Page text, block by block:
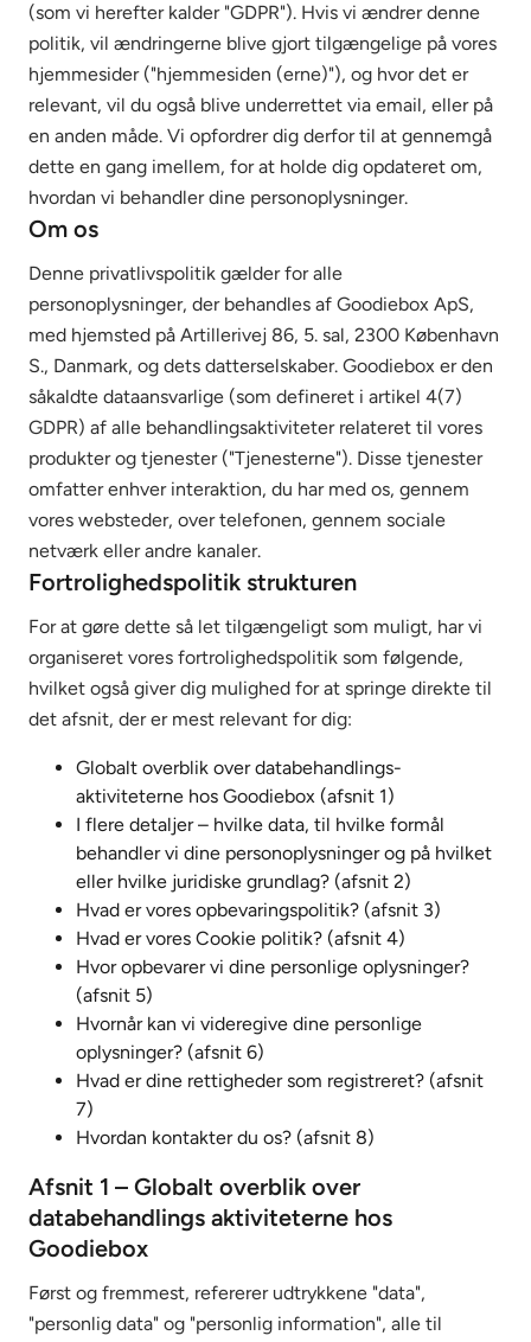
(som vi herefter kalder "GDPR"). Hvis vi ændrer denne
politik, vil ændringerne blive gjort tilgængelige på vores
hjemmesider ("hjemmesiden (erne)"), og hvor det er
relevant, vil du også blive underrettet via email, eller på
en anden måde. Vi opfordrer dig derfor til at gennemgå
dette en gang imellem, for at holde dig opdateret om,
hvordan vi behandler dine personoplysninger.
Om os
Denne privatlivspolitik gælder for alle
personoplysninger, der behandles af Goodiebox ApS,
med hjemsted på Artillerivej 86, 5. sal, 2300 København
S., Danmark, og dets datterselskaber. Goodiebox er den
såkaldte dataansvarlige (som defineret i artikel 4(7)
GDPR) af alle behandlingsaktiviteter relateret til vores
produkter og tjenester ("Tjenesterne"). Disse tjenester
omfatter enhver interaktion, du har med os, gennem
vores websteder, over telefonen, gennem sociale
netværk eller andre kanaler.
Fortrolighedspolitik strukturen
For at gøre dette så let tilgængeligt som muligt, har vi
organiseret vores fortrolighedspolitik som følgende,
hvilket også giver dig mulighed for at springe direkte til
det afsnit, der er mest relevant for dig:
Globalt overblik over databehandlings-
aktiviteterne hos Goodiebox (afsnit 1)
I flere detaljer – hvilke data, til hvilke formål
behandler vi dine personoplysninger og på hvilket
eller hvilke juridiske grundlag? (afsnit 2)
Hvad er vores opbevaringspolitik? (afsnit 3)
Hvad er vores Cookie politik? (afsnit 4)
Hvor opbevarer vi dine personlige oplysninger?
(afsnit 5)
Hvornår kan vi videregive dine personlige
oplysninger? (afsnit 6)
Hvad er dine rettigheder som registreret? (afsnit
7)
Hvordan kontakter du os? (afsnit 8)
Afsnit 1 – Globalt overblik over
databehandlings aktiviteterne hos
Goodiebox
Først og fremmest, refererer udtrykkene "data",
"personlig data" og "personlig information", alle til